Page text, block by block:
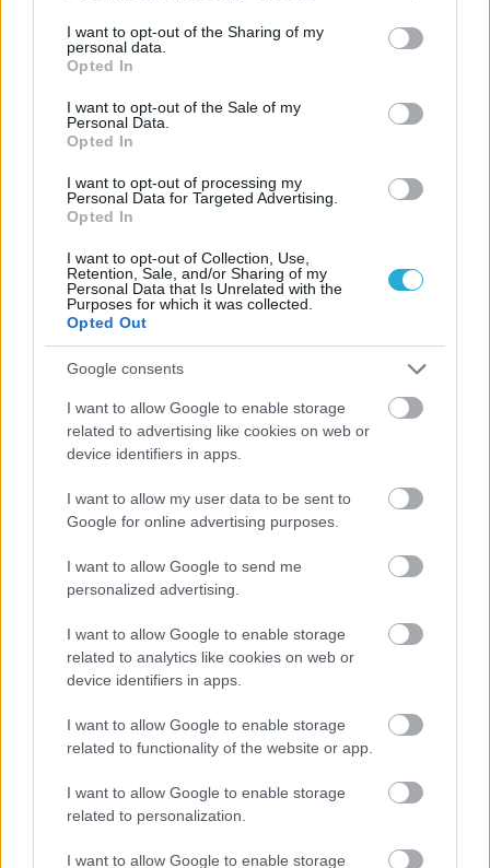
not limited to your visit or usage behaviour. You may click to
grant or deny consent to Google and its third-party tags to
use your data for below specified purposes in below Google
consent section.
I want to opt-out of the Sharing of my
personal data.
Opted In
I want to opt-out of the Sale of my
Personal Data.
Opted In
I want to opt-out of processing my
Personal Data for Targeted Advertising.
Opted In
I want to opt-out of Collection, Use,
Retention, Sale, and/or Sharing of my
Personal Data that Is Unrelated with the
Purposes for which it was collected.
Opted Out
Google consents
I want to allow Google to enable storage
related to advertising like cookies on web or
device identifiers in apps.
I want to allow my user data to be sent to
Google for online advertising purposes.
I want to allow Google to send me
personalized advertising.
I want to allow Google to enable storage
related to analytics like cookies on web or
device identifiers in apps.
I want to allow Google to enable storage
related to functionality of the website or app.
I want to allow Google to enable storage
related to personalization.
I want to allow Google to enable storage
Aκολουθήστε μας
παντού…